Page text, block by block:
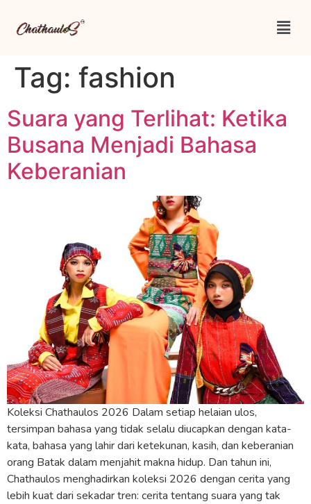
Tag: fashion
Suara yang Terlihat: Ketika
Busana Menjadi Bahasa
Keberanian
Koleksi Chathaulos 2026 Dalam setiap helaian ulos,
tersimpan bahasa yang tidak selalu diucapkan dengan kata-
kata, bahasa yang lahir dari ketekunan, kasih, dan keberanian
orang Batak dalam menjahit makna hidup. Dan tahun ini,
Chathaulos menghadirkan koleksi 2026 dengan cerita yang
lebih kuat dari sekadar tren: cerita tentang suara yang tak